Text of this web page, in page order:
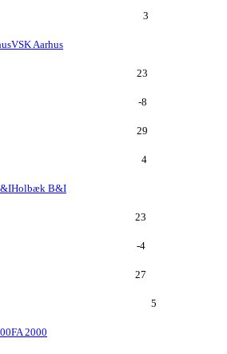
3
VSK Aarhus
23
-8
29
4
Holbæk B&I
23
-4
27
5
FA 2000